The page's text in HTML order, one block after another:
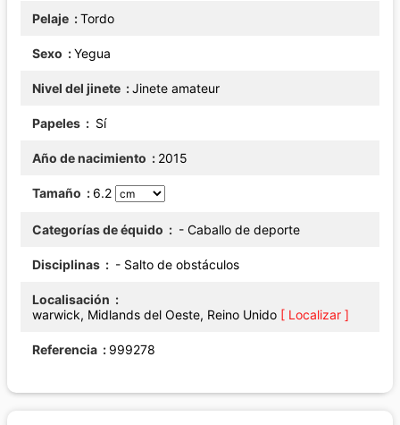
Pelaje Tordo
Sexo Yegua
Nivel del jinete Jinete amateur
Papeles Sí
Año de nacimiento 2015
Tamaño 6.2
Categorías de équido - Caballo de deporte
Disciplinas - Salto de obstáculos
Localisación
warwick, Midlands del Oeste, Reino Unido [ Localizar ]
Referencia 999278